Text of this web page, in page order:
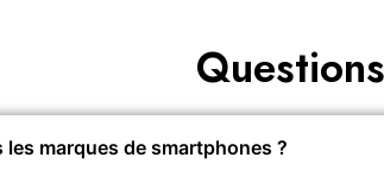
marques de smartphones ?